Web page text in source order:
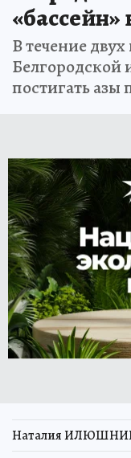
В течение
Белгородской
постигать
Наталия